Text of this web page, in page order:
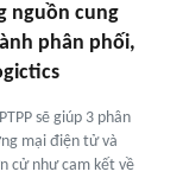
nguồn cung
phân phối,
sẽ giúp 3 phân
mại điện tử và
cử như cam kết về